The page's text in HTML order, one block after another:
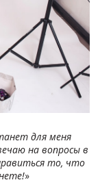
для меня
на вопросы в
то, что
»